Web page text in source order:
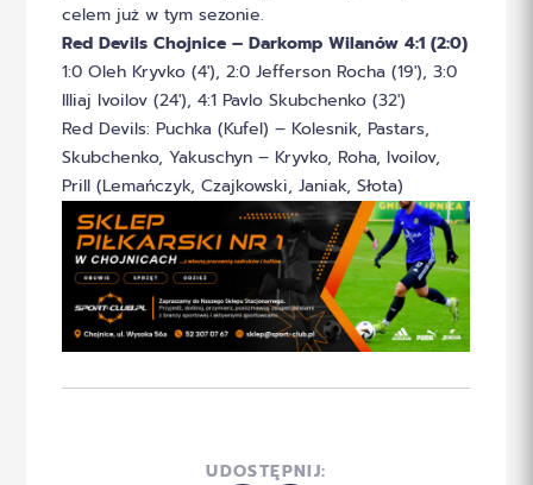
celem już w tym sezonie.
Red Devils Chojnice – Darkomp Wilanów 4:1 (2:0)
1:0 Oleh Kryvko (4′), 2:0 Jefferson Rocha (19′), 3:0
Illiaj Ivoilov (24′), 4:1 Pavlo Skubchenko (32′)
Red Devils: Puchka (Kufel) – Kolesnik, Pastars,
Skubchenko, Yakuschyn – Kryvko, Roha, Ivoilov,
Prill (Lemańczyk, Czajkowski, Janiak, Słota)
UDOSTĘPNIJ: